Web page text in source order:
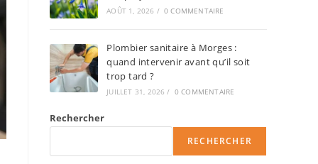
AOÛT 1, 2026 / 0 COMMENTAIRE
Plombier sanitaire à Morges :
quand intervenir avant qu’il soit
trop tard ?
JUILLET 31, 2026 / 0 COMMENTAIRE
Rechercher
RECHERCHER